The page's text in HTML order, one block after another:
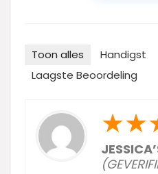
Toon alles Handigst
Laagste Beoordeling
★★